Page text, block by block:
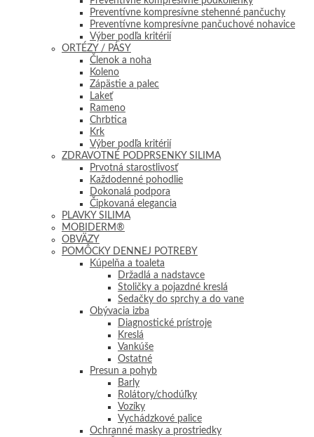
Preventívne kompresívne stehenné pančuchy
Preventívne kompresívne pančuchové nohavice
Výber podľa kritérií
ORTÉZY / PÁSY
Členok a noha
Koleno
Zápästie a palec
Lakeť
Rameno
Chrbtica
Krk
Výber podľa kritérií
ZDRAVOTNÉ PODPRSENKY SILIMA
Prvotná starostlivosť
Každodenné pohodlie
Dokonalá podpora
Čipkovaná elegancia
PLAVKY SILIMA
MOBIDERM®
OBVÄZY
POMÔCKY DENNEJ POTREBY
Kúpelňa a toaleta
Držadlá a nadstavce
Stoličky a pojazdné kreslá
Sedačky do sprchy a do vane
Obývacia izba
Diagnostické prístroje
Kreslá
Vankúše
Ostatné
Presun a pohyb
Barly
Rolátory/chodúľky
Vozíky
Vychádzkové palice
Ochranné masky a prostriedky